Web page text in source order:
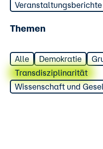
Veranstaltungsberichte
Themen
Alle Demokratie
Transdisziplinarität
Wissenschaft und